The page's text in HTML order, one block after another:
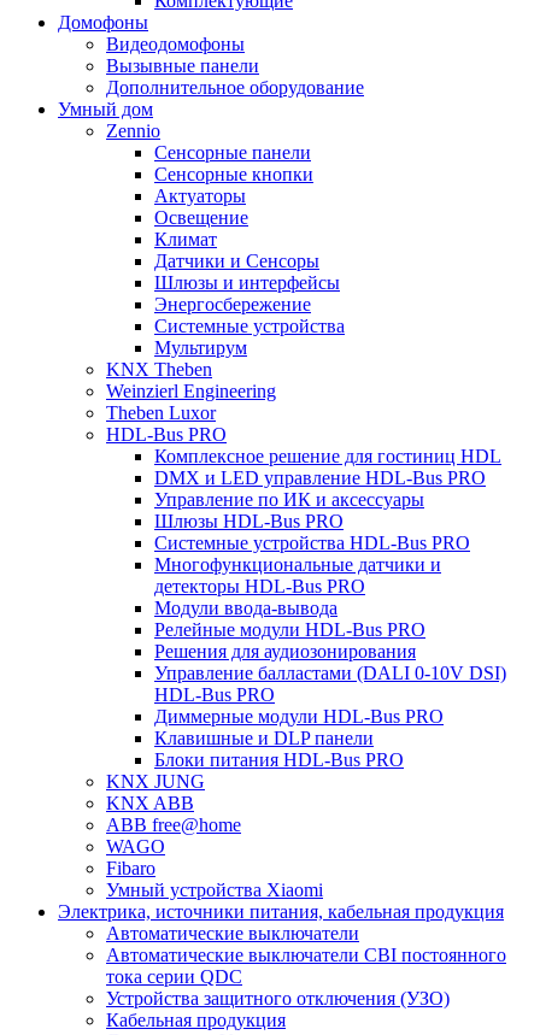
Домофоны
Видеодомофоны
Вызывные панели
Дополнительное оборудование
Умный дом
Zennio
Сенсорные панели
Сенсорные кнопки
Актуаторы
Освещение
Климат
Датчики и Сенсоры
Шлюзы и интерфейсы
Энергосбережение
Системные устройства
Мультирум
KNX Theben
Weinzierl Engineering
Theben Luxor
HDL-Bus PRO
Комплексное решение для гостиниц HDL
DMX и LED управление HDL-Bus PRO
Управление по ИК и аксессуары
Шлюзы HDL-Bus PRO
Системные устройства HDL-Bus PRO
Многофункциональные датчики и
детекторы HDL-Bus PRO
Модули ввода-вывода
Релейные модули HDL-Bus PRO
Решения для аудиозонирования
Управление балластами (DALI 0-10V DSI)
HDL-Bus PRO
Диммерные модули HDL-Bus PRO
Клавишные и DLP панели
Блоки питания HDL-Bus PRO
KNX JUNG
KNX ABB
ABB free@home
WAGO
Fibaro
Умный устройства Xiaomi
Электрика, источники питания, кабельная продукция
Автоматические выключатели
Автоматические выключатели CBI постоянного
тока серии QDC
Устройства защитного отключения (УЗО)
Кабельная продукция